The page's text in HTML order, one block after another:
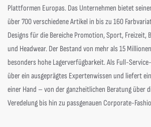
Plattformen Europas. Das Unternehmen bietet
über 700 verschiedene Artikel in bis zu 160
Designs für die Bereiche Promotion, Sport, Freizeit,
und Headwear. Der Bestand von mehr als 15
besonders hohe Lagerverfügbarkeit. Als Full-
über ein ausgeprägtes Expertenwissen und liefert
einer Hand – von der ganzheitlichen Beratung über
Veredelung bis hin zu passgenauen Corporate-